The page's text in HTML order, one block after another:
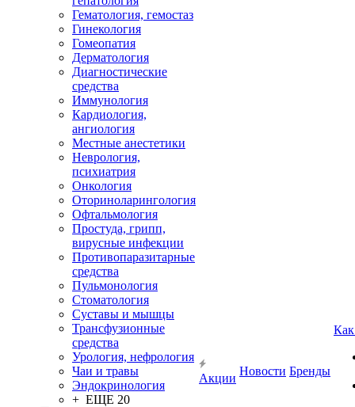
Гематология, гемостаз
Гинекология
Гомеопатия
Дерматология
Диагностические
средства
Иммунология
Кардиология,
ангиология
Местные анестетики
Неврология,
психиатрия
Онкология
Оториноларингология
Офтальмология
Простуда, грипп,
вирусные инфекции
Противопаразитарные
средства
Пульмонология
Стоматология
Суставы и мышцы
Трансфузионные
средства
Урология, нефрология
Чаи и травы
Эндокринология
+ ЕЩЕ 20
Акции
Новости Бренды